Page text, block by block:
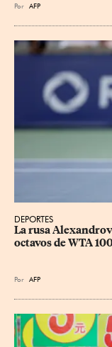
Por AFP
DEPORTES
La rusa
octavos de WTA
Por AFP